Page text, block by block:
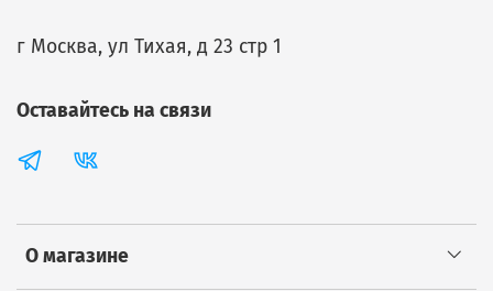
О магазине
г Москва, ул Тихая, д 23 стр 1
Оставайтесь на связи